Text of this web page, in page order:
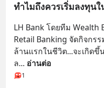
ทำไมถึงควรเริ่มลงทุนใ
LH Bank โดยทีม Wealth
Retail Banking จัดกิจกร
ล้านแรกในชีวิต...จะเกิดขึ้
ล... อ่านต่อ
1